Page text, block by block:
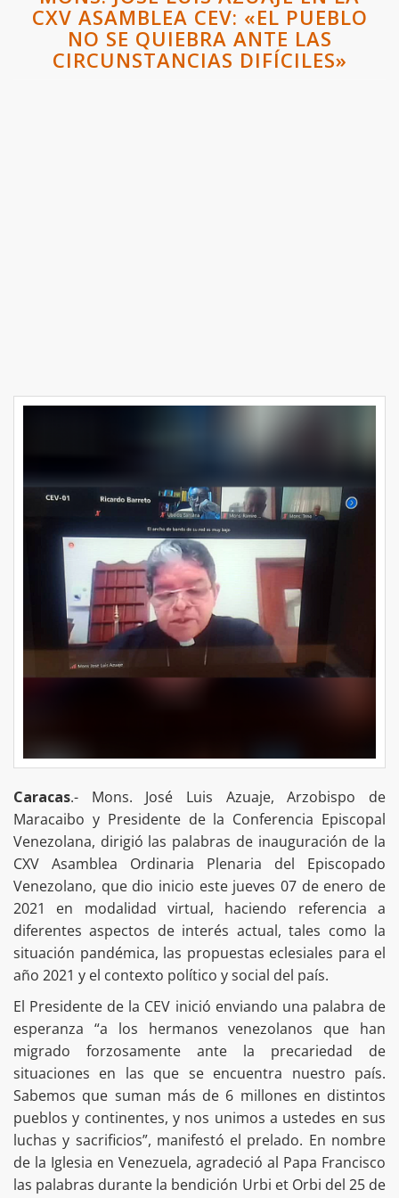
CXV ASAMBLEA CEV: «EL PUEBLO
NO SE QUIEBRA ANTE LAS
CIRCUNSTANCIAS DIFÍCILES»
Caracas.- Mons. José Luis Azuaje, Arzobispo de
Maracaibo y Presidente de la Conferencia Episcopal
Venezolana, dirigió las palabras de inauguración de la
CXV Asamblea Ordinaria Plenaria del Episcopado
Venezolano, que dio inicio este jueves 07 de enero de
2021 en modalidad virtual, haciendo referencia a
diferentes aspectos de interés actual, tales como la
situación pandémica, las propuestas eclesiales para el
año 2021 y el contexto político y social del país.
El Presidente de la CEV inició enviando una palabra de
esperanza “a los hermanos venezolanos que han
migrado forzosamente ante la precariedad de
situaciones en las que se encuentra nuestro país.
Sabemos que suman más de 6 millones en distintos
pueblos y continentes, y nos unimos a ustedes en sus
luchas y sacrificios”, manifestó el prelado. En nombre
de la Iglesia en Venezuela, agradeció al Papa Francisco
las palabras durante la bendición Urbi et Orbi del 25 de